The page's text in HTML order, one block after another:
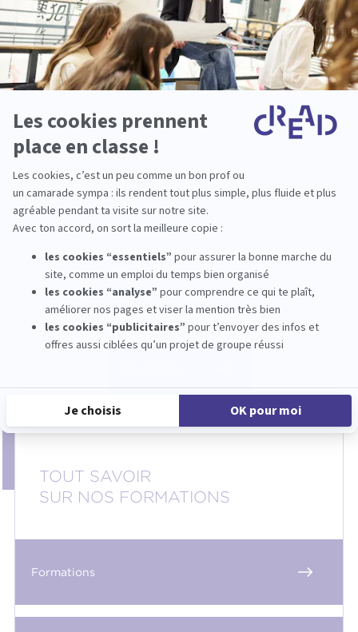
d'intérieur,
un designer,
un courant
design, un
bâtiment,
architecture,
une
etc.).
Les candidatures pour l'année scolaire 2026/2027
sont ouvertes tout au long de l'année.
La date de rentrée est mentionnée sur la page
concernée.
TOUT SAVOIR
SUR NOS FORMATIONS
Formations